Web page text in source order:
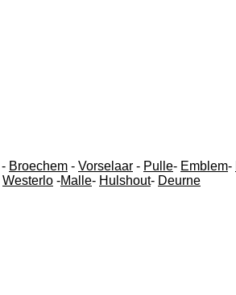
- Broechem - Vorselaar - Pulle- Emblem-
Westerlo -Malle- Hulshout- Deurne